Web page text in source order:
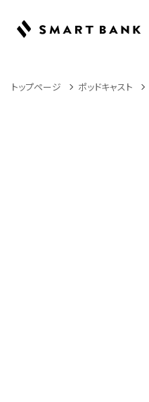
トップページ ポッドキャスト